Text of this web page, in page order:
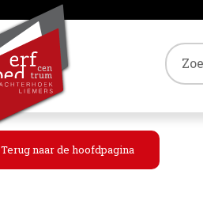
Terug naar de hoofdpagina